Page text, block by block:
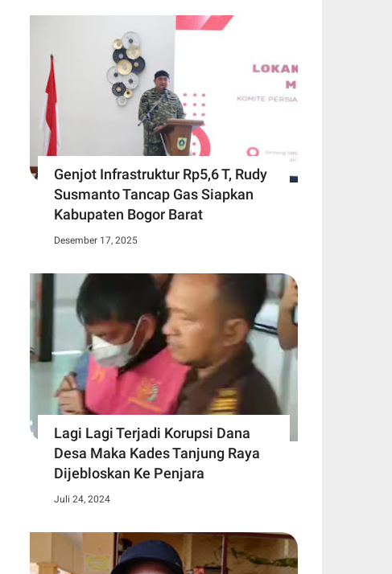
Genjot Infrastruktur Rp5,6 T, Rudy
Susmanto Tancap Gas Siapkan
Kabupaten Bogor Barat
Desember 17, 2025
Lagi Lagi Terjadi Korupsi Dana
Desa Maka Kades Tanjung Raya
Dijebloskan Ke Penjara
Juli 24, 2024